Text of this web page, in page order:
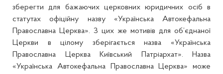
зберегти для бажаючих церковних юридичних осіб в
статутах офіційну назву «Українська Автокефальна
Православна Церква». З цих же мотивів для об’єднаної
Церкви в цілому зберігається назва «Українська
Православна Церква Київський Патріархат». Назва
«Українська Автокефальна Православна Церква» може